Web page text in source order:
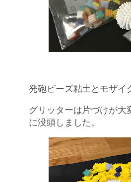
発砲ビーズ粘土とモザイ
グリッターは片づけが
に没頭しました。